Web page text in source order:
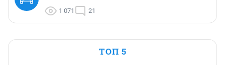
1 071 21
ТОП 5